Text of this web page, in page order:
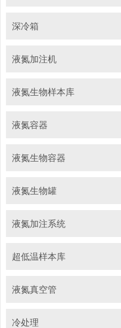
深冷箱
液氮加注机
液氮生物样本库
液氮容器
液氮生物容器
液氮生物罐
液氮加注系统
超低温样本库
液氮真空管
冷处理